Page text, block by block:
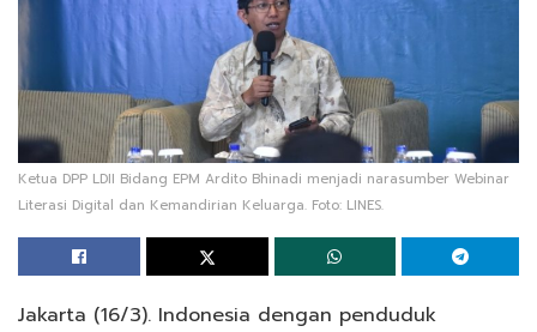
Ketua DPP LDII Bidang EPM Ardito Bhinadi menjadi narasumber Webinar
Literasi Digital dan Kemandirian Keluarga. Foto: LINES.
Jakarta (16/3). Indonesia dengan penduduk